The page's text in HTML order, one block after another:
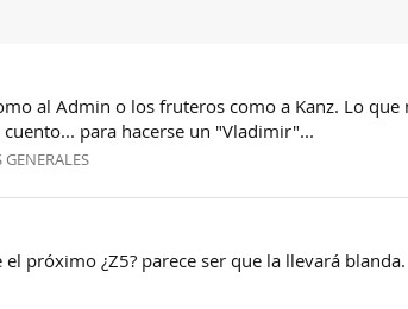
al Admin o los fruteros como a Kanz. Lo
para hacerse un "Vladimir"...
GENERALES
próximo ¿Z5? parece ser que la llevará blanda.